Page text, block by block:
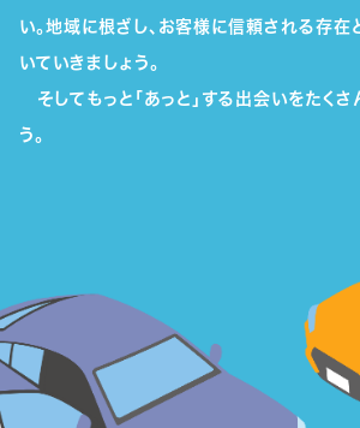
い。地域に根ざし、お客様に信頼される存在
いていきましょう。
そしてもっと「あっと」する出会いをたくさ
う。